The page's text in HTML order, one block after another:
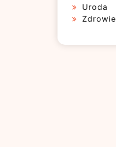
Uroda
Zdrowie